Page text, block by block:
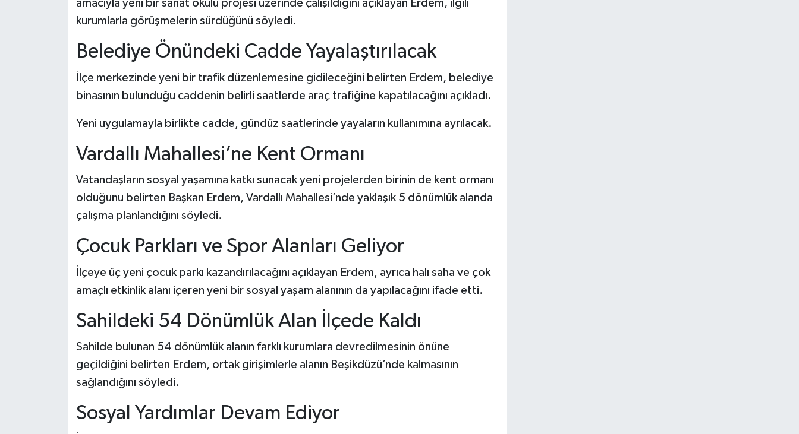
amacıyla yeni bir sanat okulu projesi üzerinde çalışıldığını açıklayan Erdem, ilgili
kurumlarla görüşmelerin sürdüğünü söyledi.
Belediye Önündeki Cadde Yayalaştırılacak
İlçe merkezinde yeni bir trafik düzenlemesine gidileceğini belirten Erdem, belediye
binasının bulunduğu caddenin belirli saatlerde araç trafiğine kapatılacağını açıkladı.
Yeni uygulamayla birlikte cadde, gündüz saatlerinde yayaların kullanımına ayrılacak.
Vardallı Mahallesi’ne Kent Ormanı
Vatandaşların sosyal yaşamına katkı sunacak yeni projelerden birinin de kent ormanı
olduğunu belirten Başkan Erdem, Vardallı Mahallesi’nde yaklaşık 5 dönümlük alanda
çalışma planlandığını söyledi.
Çocuk Parkları ve Spor Alanları Geliyor
İlçeye üç yeni çocuk parkı kazandırılacağını açıklayan Erdem, ayrıca halı saha ve çok
amaçlı etkinlik alanı içeren yeni bir sosyal yaşam alanının da yapılacağını ifade etti.
Sahildeki 54 Dönümlük Alan İlçede Kaldı
Sahilde bulunan 54 dönümlük alanın farklı kurumlara devredilmesinin önüne
geçildiğini belirten Erdem, ortak girişimlerle alanın Beşikdüzü’nde kalmasının
sağlandığını söyledi.
Sosyal Yardımlar Devam Ediyor